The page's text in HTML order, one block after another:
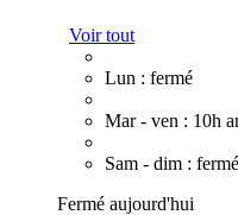
Voir tout
Lun : fermé
Mar - ven : 10h
Sam - dim : fermé
Fermé aujourd'hui